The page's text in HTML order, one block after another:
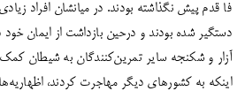
فا قدم پیش نگذاشته بودند. در میانشان افراد
دستگیر شده بودند و درحین بازداشت از ایمان
آزار و شکنجه سایر تمرین‌کنندگان به شیطان
اینکه به کشورهای دیگر مهاجرت کردند،